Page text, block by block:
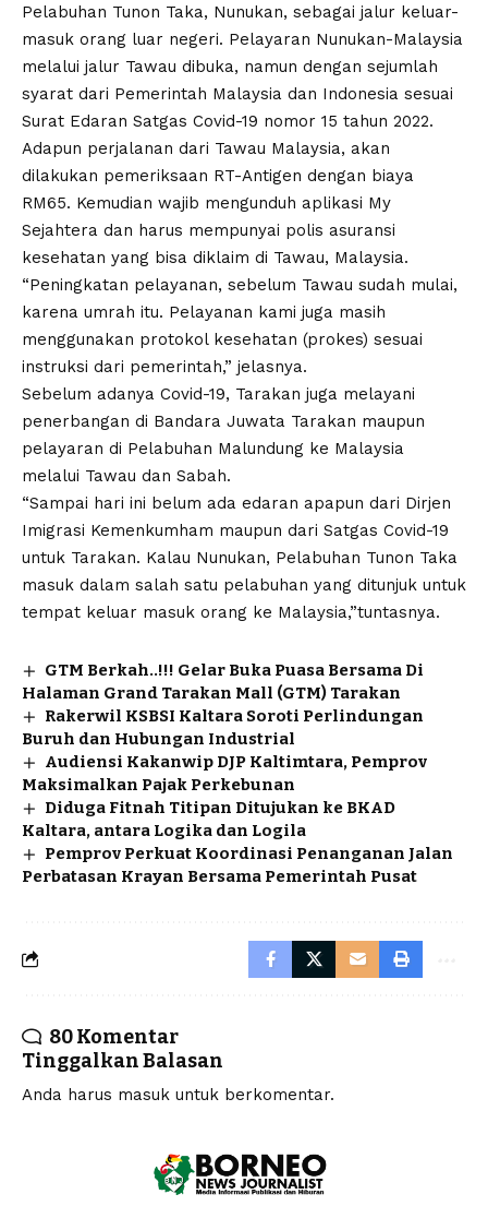
Pelabuhan Tunon Taka, Nunukan, sebagai jalur keluar-
masuk orang luar negeri. Pelayaran Nunukan-Malaysia
melalui jalur Tawau dibuka, namun dengan sejumlah
syarat dari Pemerintah Malaysia dan Indonesia sesuai
Surat Edaran Satgas Covid-19 nomor 15 tahun 2022.
Adapun perjalanan dari Tawau Malaysia, akan
dilakukan pemeriksaan RT-Antigen dengan biaya
RM65. Kemudian wajib mengunduh aplikasi My
Sejahtera dan harus mempunyai polis asuransi
kesehatan yang bisa diklaim di Tawau, Malaysia.
“Peningkatan pelayanan, sebelum Tawau sudah mulai,
karena umrah itu. Pelayanan kami juga masih
menggunakan protokol kesehatan (prokes) sesuai
instruksi dari pemerintah,” jelasnya.
Sebelum adanya Covid-19, Tarakan juga melayani
penerbangan di Bandara Juwata Tarakan maupun
pelayaran di Pelabuhan Malundung ke Malaysia
melalui Tawau dan Sabah.
“Sampai hari ini belum ada edaran apapun dari Dirjen
Imigrasi Kemenkumham maupun dari Satgas Covid-19
untuk Tarakan. Kalau Nunukan, Pelabuhan Tunon Taka
masuk dalam salah satu pelabuhan yang ditunjuk untuk
tempat keluar masuk orang ke Malaysia,”tuntasnya.
GTM Berkah..!!! Gelar Buka Puasa Bersama Di
Halaman Grand Tarakan Mall (GTM) Tarakan
Rakerwil KSBSI Kaltara Soroti Perlindungan
Buruh dan Hubungan Industrial
Audiensi Kakanwip DJP Kaltimtara, Pemprov
Maksimalkan Pajak Perkebunan
Diduga Fitnah Titipan Ditujukan ke BKAD
Kaltara, antara Logika dan Logila
Pemprov Perkuat Koordinasi Penanganan Jalan
Perbatasan Krayan Bersama Pemerintah Pusat
80 Komentar
Tinggalkan Balasan
Anda harus masuk untuk berkomentar.